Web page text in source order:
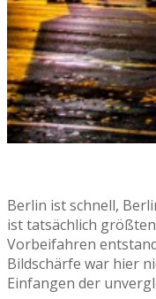
Berlin ist schnell,
ist tatsächlich
Vorbeifahren
Bildschärfe war hier
Einfangen der